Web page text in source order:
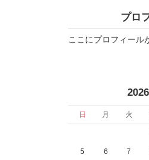
プロ
ここにプロフィール
日 月 火
5 6 7